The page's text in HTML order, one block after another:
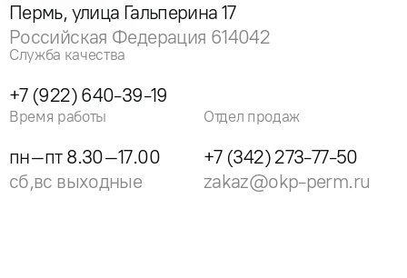
Пермь, улица Гальперина 17
Российская Федерация 614042
Служба качества
+7 (922) 640-39-19
Время работы
пн–пт 8.30–17.00
сб,вс выходные
Отдел продаж
+7 (342) 273-77-50
zakaz@okp-perm.ru